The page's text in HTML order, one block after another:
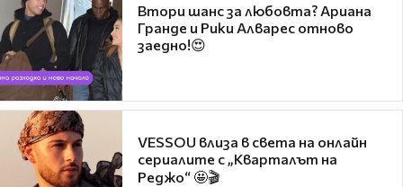
Втори шанс за любовта? Ариана
Гранде и Рики Алварес отново
заедно!😍
VESSOU влиза в света на онлайн
сериалите с „Кварталът на
Реджо“ 🤩🎬